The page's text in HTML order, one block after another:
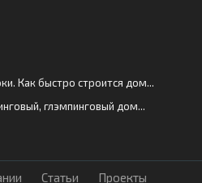
Как быстро строится дом...
глэмпинговый дом...
Статьи Проекты